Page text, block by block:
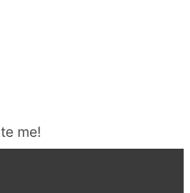
me!